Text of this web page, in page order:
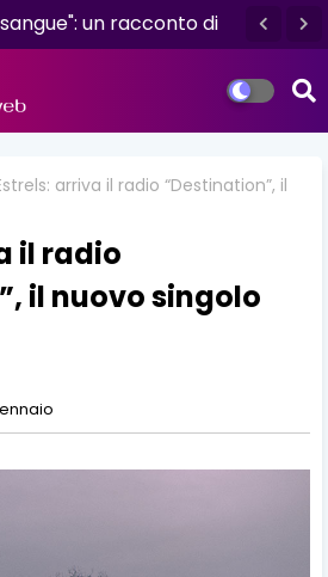
un racconto di
arriva il radio “Destination”, il
il radio
il nuovo singolo